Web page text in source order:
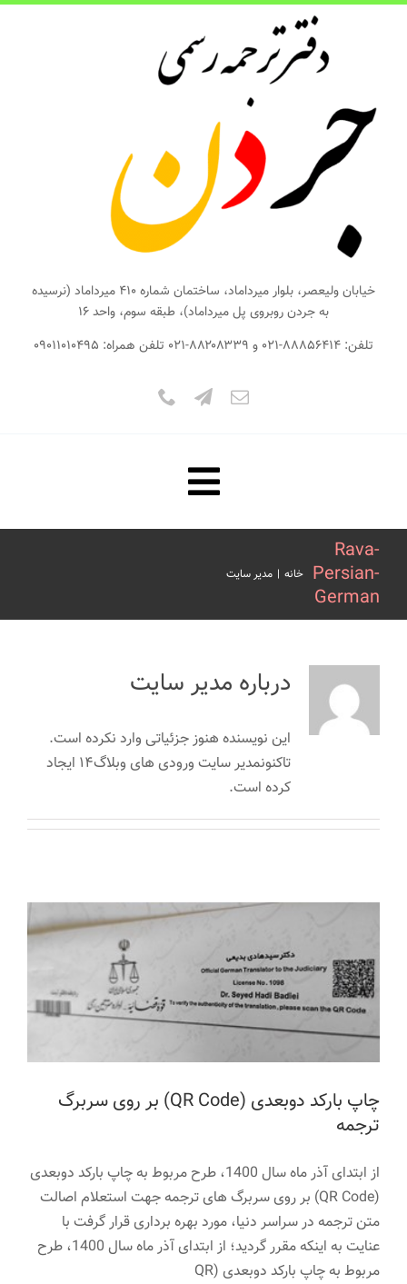
رها
خیابان ولیعصر، بلوار میرداماد، ساختمان شماره ۴۱۰ میرداماد (نرسیده
به جردن روبروی پل میرداماد)، طبقه سوم، واحد ۱۶
تلفن: ۸۸۸۵۶۴۱۴-۰۲۱ و ۸۸۲۰۸۳۳۹-۰۲۱ تلفن همراه: ۰۹۰۱۱۰۱۰۴۹۵
Toggle
فیلم های آموزشی
درباره ما
تماس با ما
Rava-
Persian-
German
خانه | مدیر سایت
درباره مدیر سایت
این نویسنده هنوز جزئیاتی وارد نکرده است.
تاکنونمدیر سایت ورودی های وبلاگ۱۴ ایجاد
کرده است.
چاپ بارکد دوبعدی (QR Code) بر روی سربرگ
چاپ بارکد دوبعدی (QR Code) بر روی سربرگ
ترجمه
از ابتدای آذر ماه سال 1400، طرح مربوط به چاپ بارکد دوبعدی
(QR Code) بر روی سربرگ های ترجمه جهت استعلام اصالت
متن ترجمه در سراسر دنیا، مورد بهره برداری قرار گرفت با
عنایت به اینکه مقرر گردید؛ از ابتدای آذر ماه سال 1400، طرح
مربوط به چاپ بارکد دوبعدی (QR